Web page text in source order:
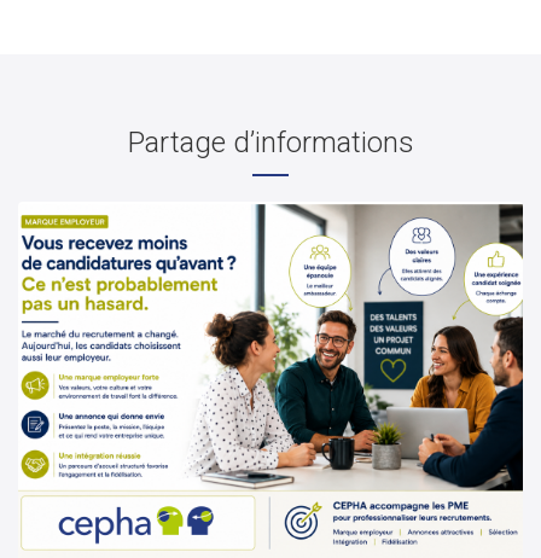
Partage d’informations